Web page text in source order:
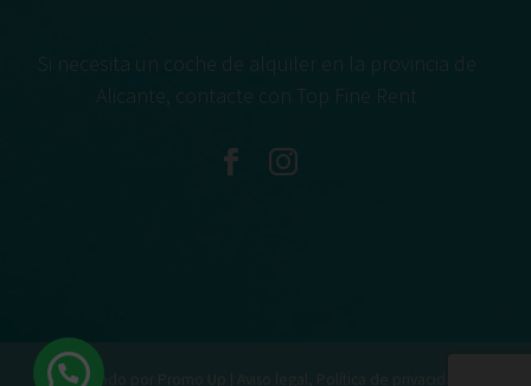
Si necesita un coche de alquiler en la provincia de
Alicante, contacte con Top Fine Rent
2020 Creado por Promo Up |